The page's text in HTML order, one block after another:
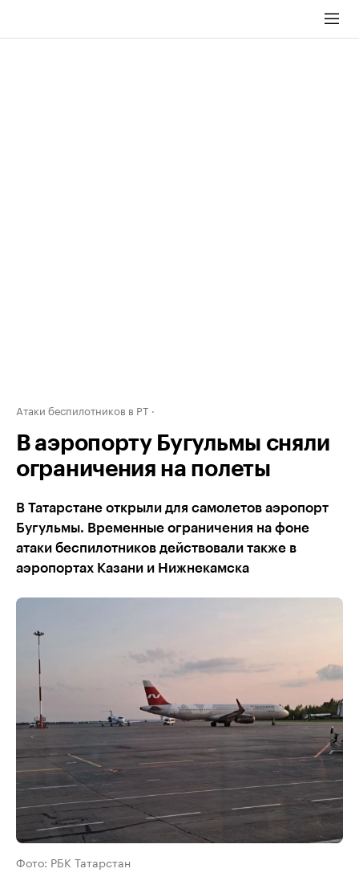
Атаки беспилотников в РТ
В аэропорту Бугульмы сняли
ограничения на полеты
В Татарстане открыли для самолетов аэропорт
Бугульмы. Временные ограничения на фоне
атаки беспилотников действовали также в
аэропортах Казани и Нижнекамска
Фото: РБК Татарстан